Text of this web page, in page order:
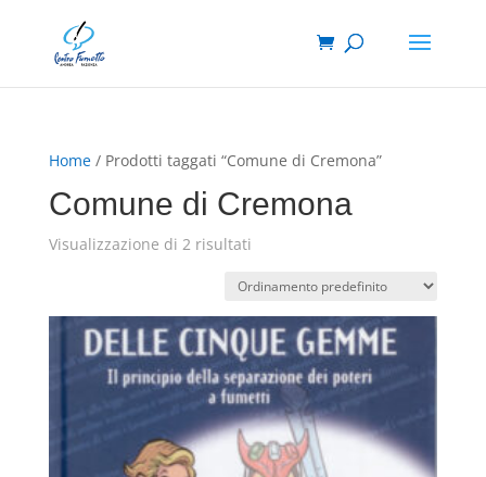
Home/ Prodotti taggati “Comune di Cremona”
Comune di Cremona
Visualizzazione di 2 risultati